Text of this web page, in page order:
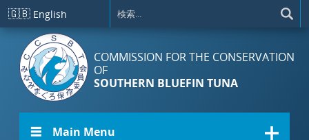
メインコンテンツに移動
🇬🇧 English
COMMISSION FOR THE CONSERVATION
OF
SOUTHERN BLUEFIN TUNA
☰ Main Menu